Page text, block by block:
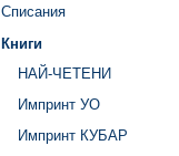
Списания
Книги
НАЙ-ЧЕТЕНИ
Импринт УО
Импринт КУБАР